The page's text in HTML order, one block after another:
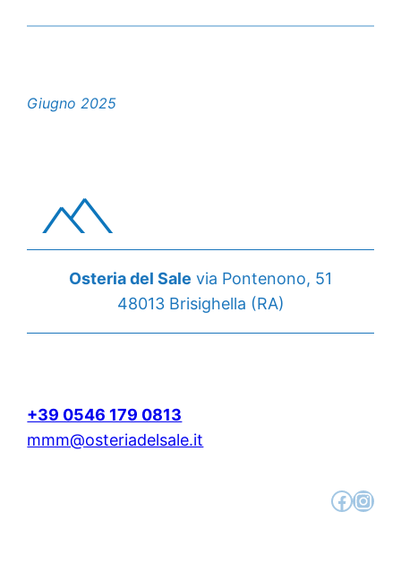
Giugno 2025
Osteria del Sale via Pontenono, 51
48013 Brisighella (RA)
+39 0546 179 0813
mmm@osteriadelsale.it
Facebook Instagram